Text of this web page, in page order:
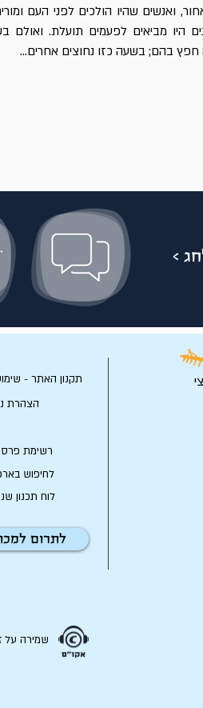
ואנשים שהיו הולכים לפני העם
היו מביאים לפעמים תועלת.
חפץ בהם; בשעה כזו נחוצים אחרים...
>
תקנון האתר -
הצהרת
רשימת
לחיפוש
לוח תכנון
לתרום
שמירה על